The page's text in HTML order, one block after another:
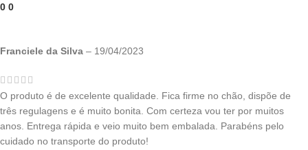
0 0
Franciele da Silva – 19/04/2023
O produto é de excelente qualidade. Fica firme no chão, dispõe de
três regulagens e é muito bonita. Com certeza vou ter por muitos
anos. Entrega rápida e veio muito bem embalada. Parabéns pelo
cuidado no transporte do produto!